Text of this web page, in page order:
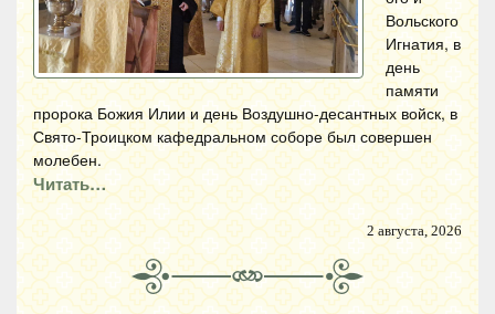
Вольского
Игнатия, в
день
памяти
пророка Божия Илии и день Воздушно-десантных войск, в
Свято-Троицком кафедральном соборе был совершен
молебен.
Читать…
2 августа, 2026